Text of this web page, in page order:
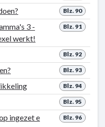
Blz. 90
Blz. 91
3 -
werkt!
Blz. 92
Blz. 93
Blz. 94
Blz. 95
Blz. 96
ingezet e